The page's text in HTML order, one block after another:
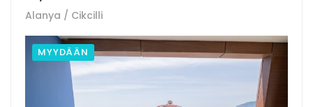
Alanya / Cikcilli
MYYDÄÄN